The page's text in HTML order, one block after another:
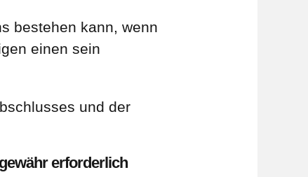
bestehen kann, wenn
einen sein
und der
erforderlich